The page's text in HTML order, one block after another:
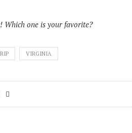
Which one is your favorite?
VIRGINIA